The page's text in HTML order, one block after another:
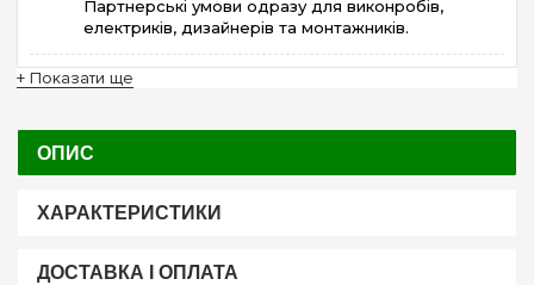
Партнерські умови одразу для виконробів,
електриків, дизайнерів та монтажників.
+ Показати ще
ОПИС
ХАРАКТЕРИСТИКИ
ДОСТАВКА І ОПЛАТА